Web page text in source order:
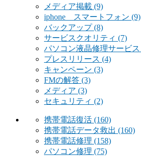
メディア掲載 (9)
iphone スマートフォン (9)
バックアップ(8)
サービスクオリティ (7)
パソコン液晶修理サービス
プレスリリース (4)
キャンペーン (3)
FMの解答 (3)
メディア (3)
セキュリティ (2)
携帯電話復活 (160)
携帯電話データ救出 (160)
携帯電話修理 (158)
パソコン修理 (75)